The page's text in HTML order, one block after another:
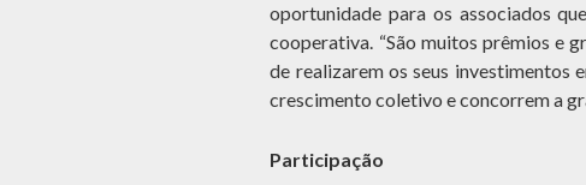
oportunidade para os associados
cooperativa. “São muitos prêmios e
de realizarem os seus investimentos
crescimento coletivo e concorrem a
Participação